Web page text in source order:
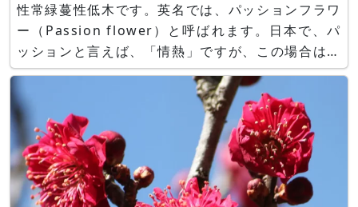
性常緑蔓性低木です。英名では、パッションフラワ
ー（Passion flower）と呼ばれます。日本で、パ
ッションと言えば、「情熱」ですが、この場合は、
「受難」という意味なんですね。更なる情報は、花
図鑑をご参照ください。 花図鑑 時計草
https://www.flower-db.com/ja/f